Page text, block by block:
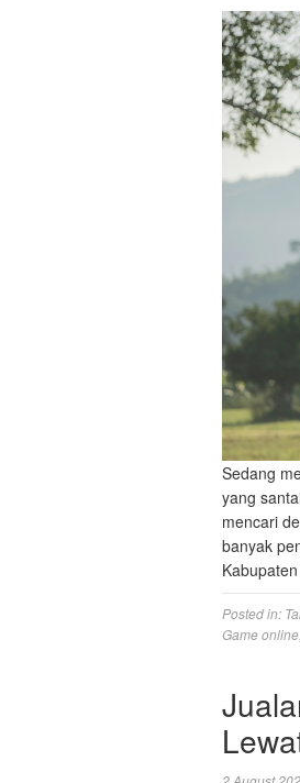
Sedang
yang
mencari
banyak
Posted in:
Game online